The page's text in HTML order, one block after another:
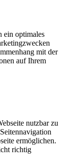
ein optimales
mit der
auf Ihrem
nutzbar zu
ermöglichen.
richtig